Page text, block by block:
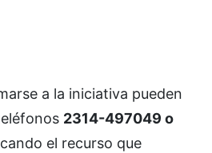
a la iniciativa pueden
2314-497049 o
el recurso que